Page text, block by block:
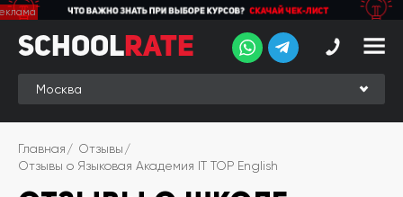
School
Rate
Рейтинг
Online-
рейтинг
SchoolRate
Главная
Отзывы
Отзывы о Языковая Академия IT TOP English